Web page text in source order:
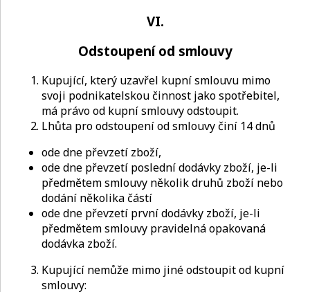
VI.
Odstoupení od smlouvy
Kupující, který uzavřel kupní smlouvu mimo
svoji podnikatelskou činnost jako spotřebitel,
má právo od kupní smlouvy odstoupit.
Lhůta pro odstoupení od smlouvy činí 14 dnů
ode dne převzetí zboží,
ode dne převzetí poslední dodávky zboží, je-li
předmětem smlouvy několik druhů zboží nebo
dodání několika částí
ode dne převzetí první dodávky zboží, je-li
předmětem smlouvy pravidelná opakovaná
dodávka zboží.
Kupující nemůže mimo jiné odstoupit od kupní
smlouvy: